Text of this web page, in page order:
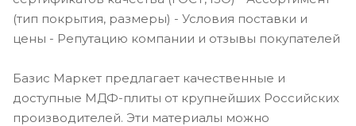
(тип покрытия, размеры) - Условия поставки и
цены - Репутацию компании и отзывы покупателей
Базис Маркет предлагает качественные и
доступные МДФ-плиты от крупнейших Российских
производителей. Эти материалы можно